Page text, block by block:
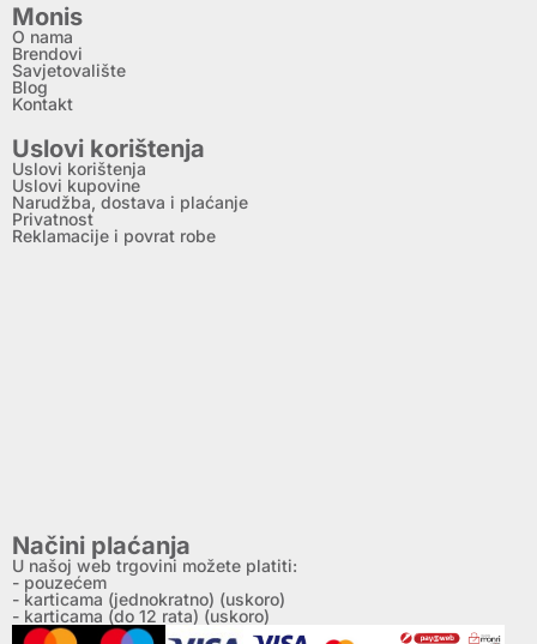
Monis
O nama
Brendovi
Savjetovalište
Blog
Kontakt
Uslovi korištenja
Uslovi korištenja
Uslovi kupovine
Narudžba, dostava i plaćanje
Privatnost
Reklamacije i povrat robe
Načini plaćanja
U našoj web trgovini možete platiti:
- pouzećem
- karticama (jednokratno) (uskoro)
- karticama (do 12 rata) (uskoro)